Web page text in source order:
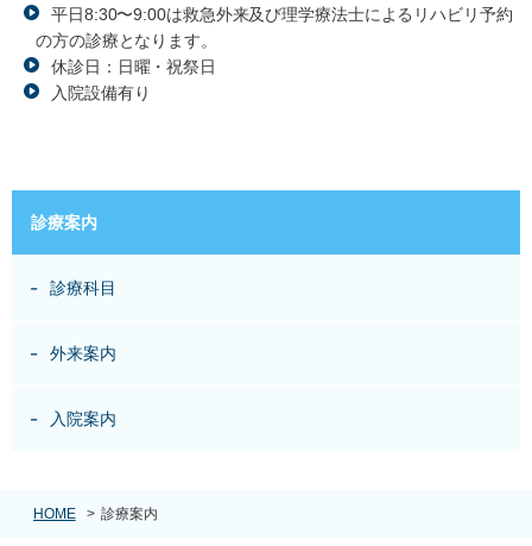
平日8:30〜9:00は救急外来及び理学療法士によるリハビリ予約
の方の診療となります。
休診日：日曜・祝祭日
入院設備有り
診療案内
診療科目
外来案内
入院案内
HOME > 診療案内